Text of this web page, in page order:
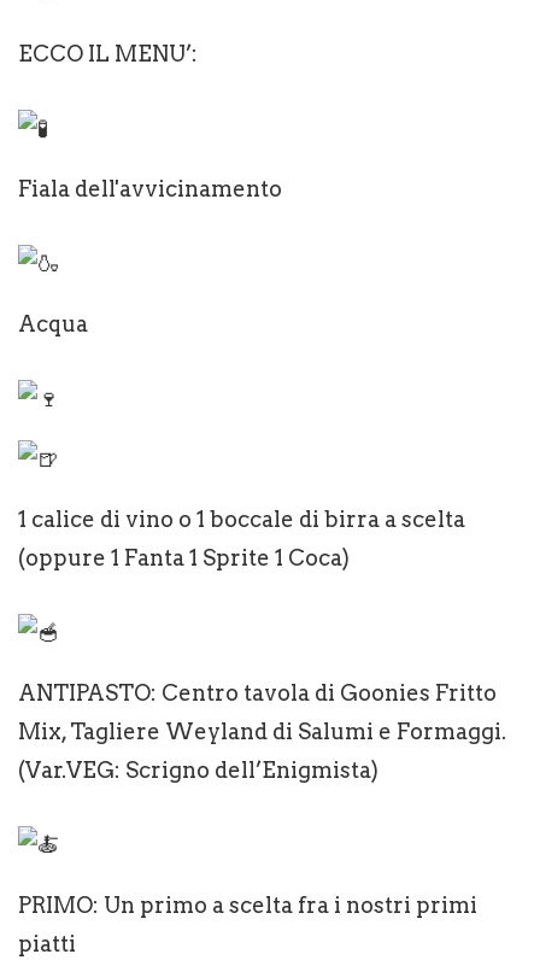
ECCO IL MENU’:
Fiala dell'avvicinamento
Acqua
1 calice di vino o 1 boccale di birra a scelta
(oppure 1 Fanta 1 Sprite 1 Coca)
ANTIPASTO: Centro tavola di Goonies Fritto
Mix, Tagliere Weyland di Salumi e Formaggi.
(Var.VEG: Scrigno dell’Enigmista)
PRIMO: Un primo a scelta fra i nostri primi
piatti